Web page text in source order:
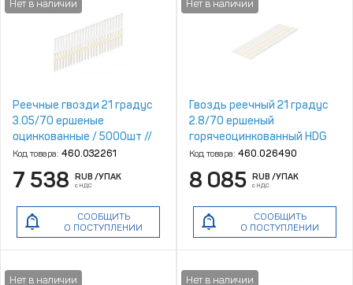
Реечные гвозди 21 градус
3.05/70 ершеные
оцинкованные / 5000шт //
Trusty
Код товара: 460.032261
7 538 RUB /УПАК
с НДС
СООБЩИТЬ
О ПОСТУПЛЕНИИ
Гвоздь реечный 21 градус
2.8/70 ершеный
горячеоцинкованный HDG
(R) / 6000шт
Код товара: 460.026490
8 085 RUB /УПАК
с НДС
СООБЩИТЬ
О ПОСТУПЛЕНИИ